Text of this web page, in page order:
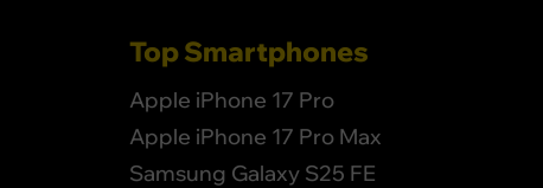
Top Smartphones
Apple iPhone 17 Pro
Apple iPhone 17 Pro Max
Samsung Galaxy S25 FE